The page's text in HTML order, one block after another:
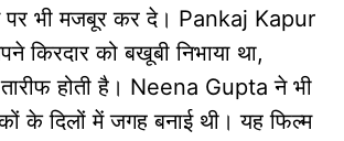
पर भी मजबूर कर दे। Pankaj Kapur
किरदार को बखूबी निभाया था,
होती है। Neena Gupta ने भी
के दिलों में जगह बनाई थी। यह फिल्म